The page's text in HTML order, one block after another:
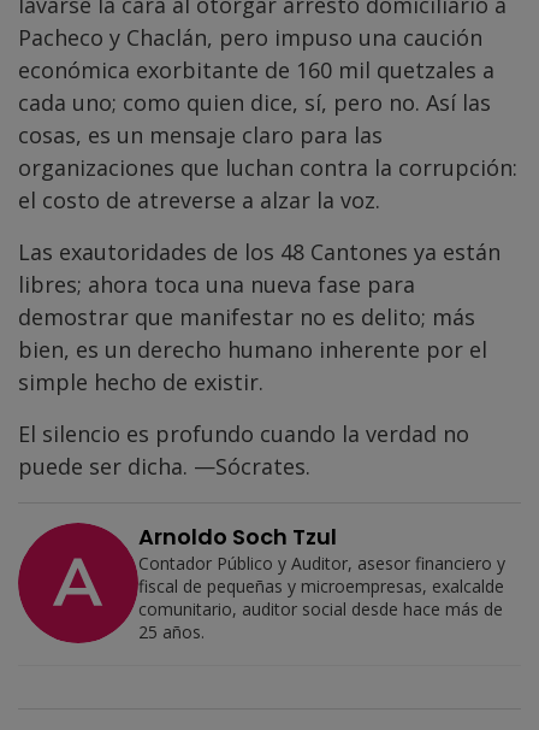
Pacheco y Chaclán, pero impuso una caución
económica exorbitante de 160 mil quetzales a
cada uno; como quien dice, sí, pero no. Así las
cosas, es un mensaje claro para las
organizaciones que luchan contra la corrupción:
el costo de atreverse a alzar la voz.
Las exautoridades de los 48 Cantones ya están
libres; ahora toca una nueva fase para
demostrar que manifestar no es delito; más
bien, es un derecho humano inherente por el
simple hecho de existir.
El silencio es profundo cuando la verdad no
puede ser dicha. —Sócrates.
Arnoldo Soch Tzul
Contador Público y Auditor, asesor financiero y
fiscal de pequeñas y microempresas, exalcalde
comunitario, auditor social desde hace más de
25 años.